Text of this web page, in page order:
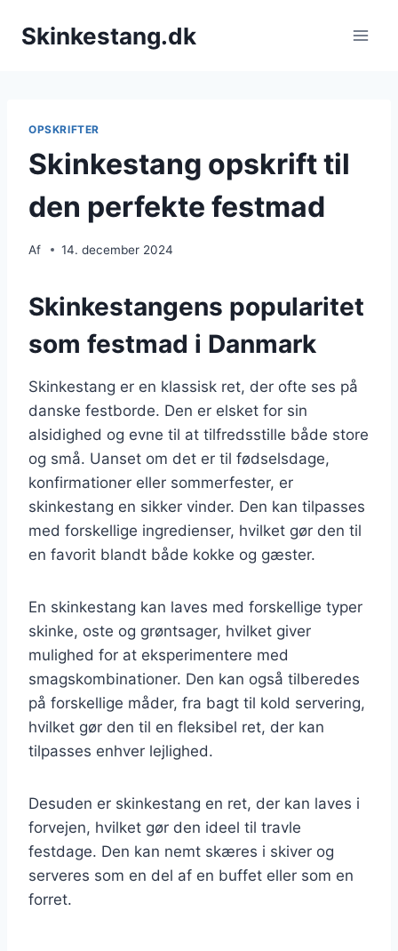
Skinkestang.dk
OPSKRIFTER
Skinkestang opskrift til
den perfekte festmad
Af 14. december 2024
Skinkestangens popularitet
som festmad i Danmark
Skinkestang er en klassisk ret, der ofte ses på
danske festborde. Den er elsket for sin
alsidighed og evne til at tilfredsstille både store
og små. Uanset om det er til fødselsdage,
konfirmationer eller sommerfester, er
skinkestang en sikker vinder. Den kan tilpasses
med forskellige ingredienser, hvilket gør den til
en favorit blandt både kokke og gæster.
En skinkestang kan laves med forskellige typer
skinke, oste og grøntsager, hvilket giver
mulighed for at eksperimentere med
smagskombinationer. Den kan også tilberedes
på forskellige måder, fra bagt til kold servering,
hvilket gør den til en fleksibel ret, der kan
tilpasses enhver lejlighed.
Desuden er skinkestang en ret, der kan laves i
forvejen, hvilket gør den ideel til travle
festdage. Den kan nemt skæres i skiver og
serveres som en del af en buffet eller som en
forret.